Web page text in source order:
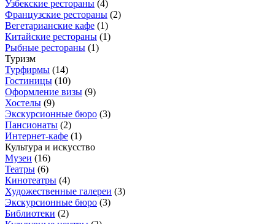
Узбекские рестораны (4)
Французские рестораны (2)
Вегетарианские кафе (1)
Китайские рестораны (1)
Рыбные рестораны (1)
Туризм
Турфирмы (14)
Гостиницы (10)
Оформление визы (9)
Хостелы (9)
Экскурсионные бюро (3)
Пансионаты (2)
Интернет-кафе (1)
Культура и искусство
Музеи (16)
Театры (6)
Кинотеатры (4)
Художественные галереи (3)
Экскурсионные бюро (3)
Библиотеки (2)